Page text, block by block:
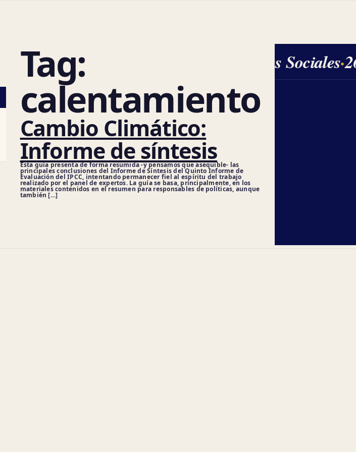
Tag:
calentamiento
Cambio Climático:
Informe de síntesis
Esta guía presenta de forma resumida -y pensamos que asequible- las
principales conclusiones del Informe de Síntesis del Quinto Informe de
Evaluación del IPCC, intentando permanecer fiel al espíritu del trabajo
realizado por el panel de expertos. La guía se basa, principalmente, en los
materiales contenidos en el resumen para responsables de políticas, aunque
también […]
Ciencias Sociales·